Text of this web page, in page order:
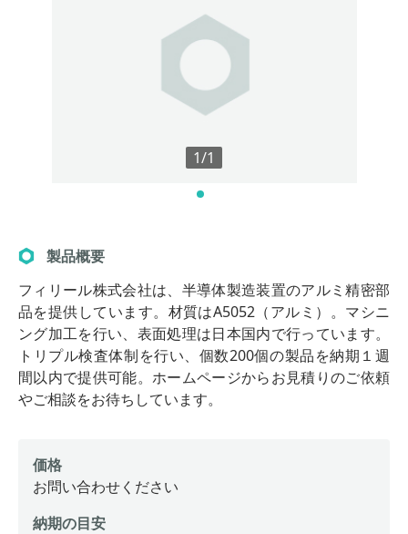
1/1
製品概要
フィリール株式会社は、半導体製造装置のアルミ精密部
品を提供しています。材質はA5052（アルミ）。マシニ
ング加工を行い、表面処理は日本国内で行っています。
トリプル検査体制を行い、個数200個の製品を納期１週
間以内で提供可能。ホームページからお見積りのご依頼
やご相談をお待ちしています。
価格
お問い合わせください
納期の目安